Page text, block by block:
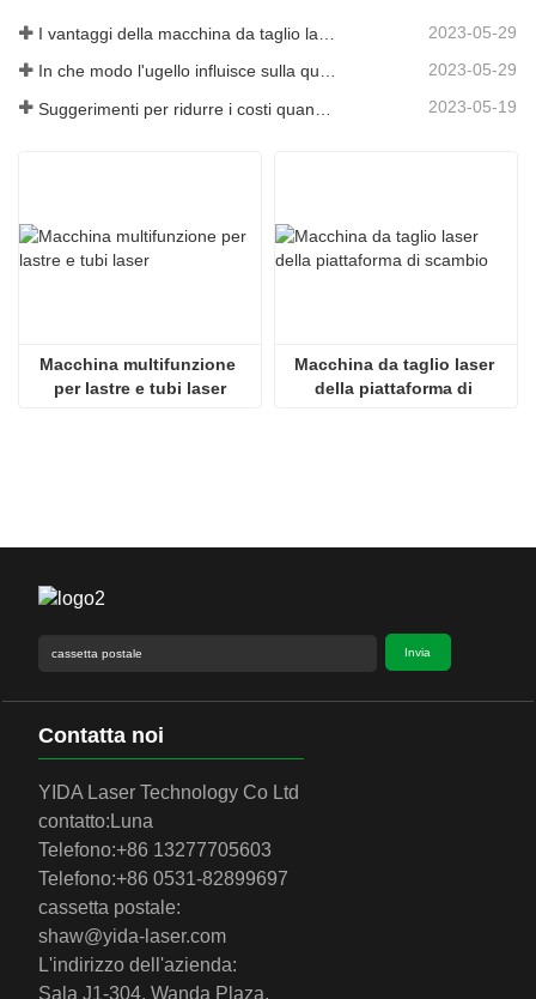
2023-05-29
In che modo l'ugello influisce sulla qualità del taglio laser? 2023-05-29
2023-05-19
Macchina multifunzione
per lastre e tubi laser
Macchina da taglio laser
della piattaforma di
Invia
Contatta noi
YIDA Laser Technology Co Ltd
contatto: Luna
Telefono:+86 13277705603
Telefono:+86 0531-82899697
cassetta postale:
shaw@yida-laser.com
L'indirizzo dell'azienda:
Sala J1-304, Wanda Plaza,